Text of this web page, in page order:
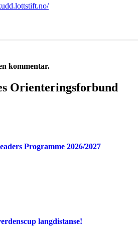
kommentar.
Orienteringsforbund
Programme 2026/2027
langdistanse!